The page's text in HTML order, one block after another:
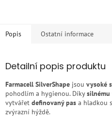
Popis Ostatní informace
Detailní popis produktu
Farmacell SilverShape jsou vysoké
pohodlím a hygienou. Díky
vytvářet definovaný pas a hladkou
zvýrazní hýždě.